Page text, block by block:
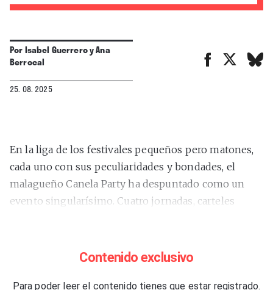
PorIsabel GuerreroyAna
Berrocal
25. 08. 2025
En la liga de los festivales pequeños pero matones,
cada uno con sus peculiaridades y bondades, el
malagueño Canela Party ha despuntado como un
evento singularísimo. Cuatro jornadas, carteles
convivencia entre artistas y público que con la
surrealista complicidad. Esto está muy bien. Tiene
Contenido exclusivo
Para poder leer el contenido tienes que estar registrado.